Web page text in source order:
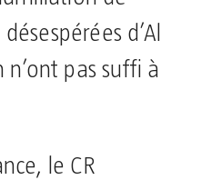
d’Al
pas suffi à
le CR